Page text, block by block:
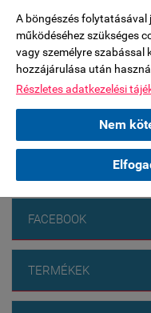
A böngészés folytatásával
működéséhez szükséges
vagy személyre szabással
hozzájárulása után
Részletes adatkezelési
Nem
***********A készleten
29-éig leadott
leállás előtti átadást.
között. Nyitás:
raktár is zárva,
szünetel.***************
FACEBOOK
TERMÉKEK